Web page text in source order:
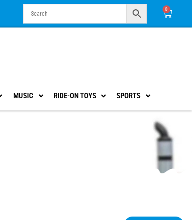
0
Cart
MUSIC RIDE-ON TOYS SPORTS